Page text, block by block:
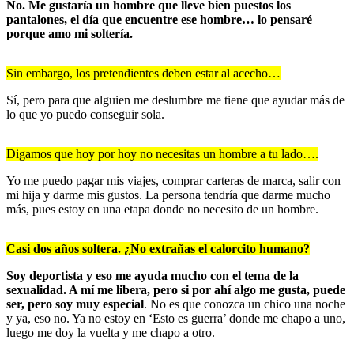
No. Me gustaría un hombre que lleve bien puestos los
pantalones, el día que encuentre ese hombre… lo pensaré
porque amo mi soltería.
Sin embargo, los pretendientes deben estar al acecho…
Sí, pero para que alguien me deslumbre me tiene que ayudar más de
lo que yo puedo conseguir sola.
Digamos que hoy por hoy no necesitas un hombre a tu lado….
Yo me puedo pagar mis viajes, comprar carteras de marca, salir con
mi hija y darme mis gustos. La persona tendría que darme mucho
más, pues estoy en una etapa donde no necesito de un hombre.
Casi dos años soltera. ¿No extrañas el calorcito humano?
Soy deportista y eso me ayuda mucho con el tema de la
sexualidad. A mí me libera, pero si por ahí algo me gusta, puede
ser, pero soy muy especial. No es que conozca un chico una noche
y ya, eso no. Ya no estoy en ‘Esto es guerra’ donde me chapo a uno,
luego me doy la vuelta y me chapo a otro.